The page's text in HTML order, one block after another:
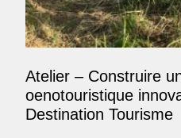
Atelier – Construire
oenotouristique
Destination Tourisme